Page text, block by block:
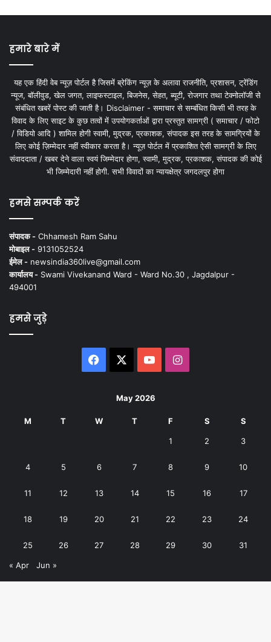
हमारे बारे में
यह एक हिंदी वेब न्यूज़ पोर्टल है जिसमें ब्रेकिंग न्यूज़ के अलावा राजनीति, प्रशासन, ट्रेंडिंग
न्यूज, बॉलीवुड, खेल जगत, लाइफस्टाइल, बिजनेस, सेहत, ब्यूटी, रोजगार तथा टेक्नोलॉजी से
संबंधित खबरें पोस्ट की जाती है। Disclaimer - समाचार से सम्बंधित किसी भी तरह के
विवाद के लिए साइट के कुछ तत्वों में उपयोगकर्ताओं द्वारा प्रस्तुत सामग्री ( समाचार / फोटो
/ विडियो आदि ) शामिल होगी स्वामी, मुद्रक, प्रकाशक, संपादक इस तरह के सामग्रियों के
लिए कोई ज़िम्मेदार नहीं स्वीकार करता है। न्यूज़ पोर्टल में प्रकाशित ऐसी सामग्री के लिए
संवाददाता / खबर देने वाला स्वयं जिम्मेदार होगा, स्वामी, मुद्रक, प्रकाशक, संपादक की कोई
भी जिम्मेदारी नहीं होगी. सभी विवादों का न्यायक्षेत्र जगदलपुर होगा
हमसे सम्पर्क करें
संपादक - Chhamesh Ram Sahu
मोबाइल - 9131052524
ईमेल - newsindia360live@gmail.com
कार्यालय - Swami Vivekanand Ward - Ward No.30 , Jagdalpur -
494001
हमसे जुड़े
Facebook YouTubeInstagram
May 2026
M T W T F S S
1 2 3
4 5 6 7 8 9 10
11 12 13 14 15 16 17
18 19 20 21 22 23 24
25 26 27 28 29 30 31
« Apr Jun »